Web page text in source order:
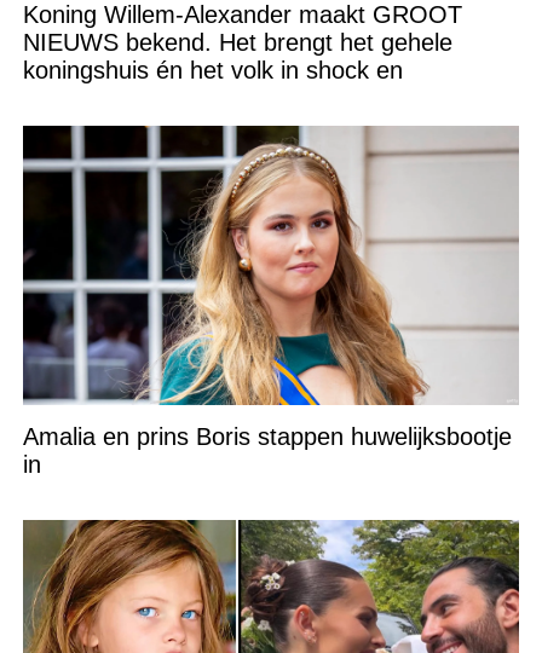
Koning Willem-Alexander maakt GROOT
NIEUWS bekend. Het brengt het gehele
koningshuis én het volk in shock en
Amalia en prins Boris stappen huwelijksbootje
in